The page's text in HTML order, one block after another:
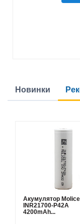
Новинки
Акумулятор
INR21700-P42A
4200mAh...